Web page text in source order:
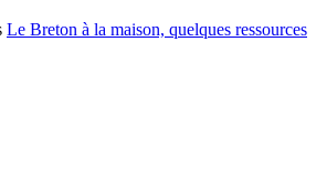
Le Breton à la maison, quelques ressources